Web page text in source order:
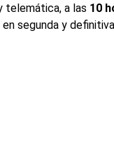
telemática, a las 10
segunda y